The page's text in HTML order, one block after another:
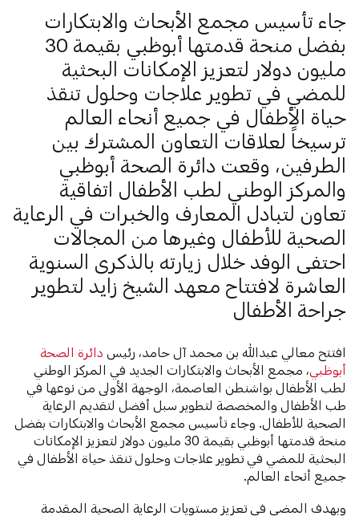
جاء تأسيس مجمع الأبحاث والابتكارات
بفضل منحة قدمتها أبوظبي بقيمة 30
مليون دولار لتعزيز الإمكانات البحثية
للمضي في تطوير علاجات وحلول تنقذ
حياة الأطفال في جميع أنحاء العالم
ترسيخاً لعلاقات التعاون المشترك بين
الطرفين، وقعت دائرة الصحة أبوظبي
والمركز الوطني لطب الأطفال اتفاقية
تعاون لتبادل المعارف والخبرات في الرعاية
الصحية للأطفال وغيرها من المجالات
احتفى الوفد خلال زيارته بالذكرى السنوية
العاشرة لافتتاح معهد الشيخ زايد لتطوير
جراحة الأطفال
افتتح معالي عبدالله بن محمد آل حامد، رئيس دائرة الصحة
أبوظبي، مجمع الأبحاث والابتكارات الجديد في المركز الوطني
لطب الأطفال بواشنطن العاصمة، الوجهة الأولى من نوعها في
طب الأطفال والمخصصة لتطوير سبل أفضل لتقديم الرعاية
الصحية للأطفال. وجاء تأسيس مجمع الأبحاث والابتكارات بفضل
منحة قدمتها أبوظبي بقيمة 30 مليون دولار لتعزيز الإمكانات
البحثية للمضي في تطوير علاجات وحلول تنقذ حياة الأطفال في
جميع أنحاء العالم.
وبهدف المضي في تعزيز مستويات الرعاية الصحية المقدمة